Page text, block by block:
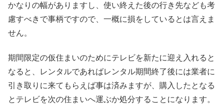
かなりの幅がありますし、使い終えた後の行き先なども考
慮すべきで事柄ですので、一概に損をしているとは言えま
せん。
期間限定の仮住まいのためにテレビを新たに迎え入れると
なると、レンタルであればレンタル期間終了後には業者に
引き取りに来てもらえば事は済みますが、購入したとなる
とテレビを次の住まいへ運ぶか処分することになります。